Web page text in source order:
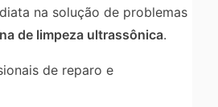
na solução de problemas
de limpeza ultrassônica.
de reparo e